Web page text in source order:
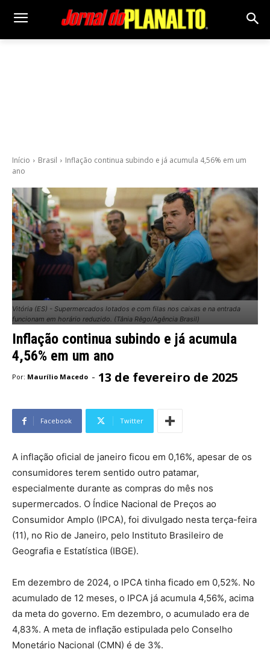
Início Brasil
Inflação continua subindo e já acumula 4,56% em um
ano
Vitória (ES) - Supermercados lotados e com filas nos caixas e na entrada
funcionam em horário reduzido. (Tânia Rêgo/Agência Brasil)
Inflação continua subindo e já acumula
4,56% em um ano
Por: Maurílio Macedo - 13 de fevereiro de 2025
Facebook Twitter
A inflação oficial de janeiro ficou em 0,16%, apesar de os
consumidores terem sentido outro patamar,
especialmente durante as compras do mês nos
supermercados. O Índice Nacional de Preços ao
Consumidor Amplo (IPCA), foi divulgado nesta terça-feira
(11), no Rio de Janeiro, pelo Instituto Brasileiro de
Geografia e Estatística (IBGE).
Em dezembro de 2024, o IPCA tinha ficado em 0,52%. No
acumulado de 12 meses, o IPCA já acumula 4,56%, acima
da meta do governo. Em dezembro, o acumulado era de
4,83%. A meta de inflação estipulada pelo Conselho
Monetário Nacional (CMN) é de 3%.